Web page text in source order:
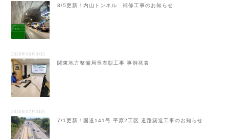
8/5更新！内山トンネル 補修工事のお知らせ
2026年08月04日
関東地方整備局長表彰工事 事例発表
2026年07月01日
7/1更新！国道141号 平原2工区 道路築造工事のお知らせ